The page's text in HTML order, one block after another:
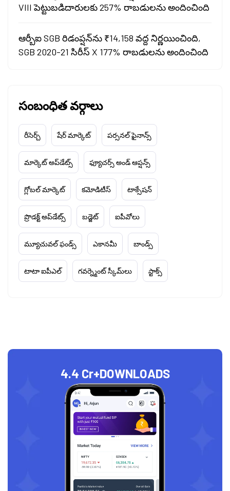
VIII పెట్టుబడిదారులకు 257% రాబడులను అందించింది
ఆర్బీఐ SGB రిడంప్షన్‌ను ₹14,158 వద్ద నిర్ణయించింది,
SGB 2020-21 సిరీస్ X 177% రాబడులను అందించింది
సంబంధిత వర్గాలు
రీసెర్చ్ షేర్ మార్కెట్ పర్సనల్ ఫైనాన్స్
మార్కెట్ అప్‌డేట్స్ ఫ్యూచర్స్ అండ్ ఆప్షన్స్
గ్లోబల్ మార్కెట్ కమోడిటీస్ టాక్సేషన్
ప్రొడక్ట్ అప్‌డేట్స్ బడ్జెట్ ఐపీవోలు
మ్యూచువల్ ఫండ్స్ ఎకానమీ బాండ్స్
టాటా ఐపీఎల్ గవర్న్మెంట్ స్కీమ్‌లు స్టాక్స్
4.4 Cr+DOWNLOADS